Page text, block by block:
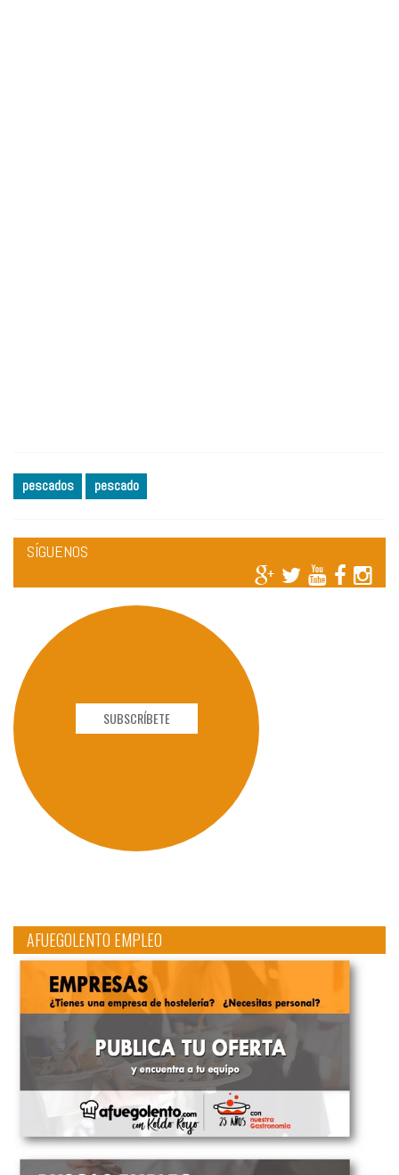
pescados pescado
SÍGUENOS
SUBSCRÍBETE
AFUEGOLENTO EMPLEO